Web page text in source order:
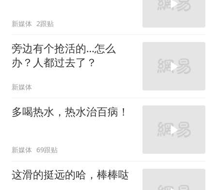
新媒体 2跟贴
旁边有个抢活的…怎么
办？人都过去了？
新媒体
多喝热水，热水治百病！
新媒体 69跟贴
这滑的挺远的哈，棒棒哒